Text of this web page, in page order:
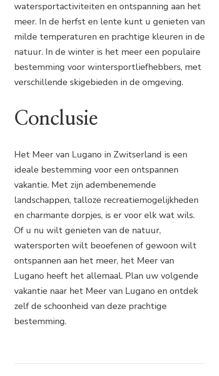
watersportactiviteiten en ontspanning aan het
meer. In de herfst en lente kunt u genieten van
milde temperaturen en prachtige kleuren in de
natuur. In de winter is het meer een populaire
bestemming voor wintersportliefhebbers, met
verschillende skigebieden in de omgeving.
Conclusie
Het Meer van Lugano in Zwitserland is een
ideale bestemming voor een ontspannen
vakantie. Met zijn adembenemende
landschappen, talloze recreatiemogelijkheden
en charmante dorpjes, is er voor elk wat wils.
Of u nu wilt genieten van de natuur,
watersporten wilt beoefenen of gewoon wilt
ontspannen aan het meer, het Meer van
Lugano heeft het allemaal. Plan uw volgende
vakantie naar het Meer van Lugano en ontdek
zelf de schoonheid van deze prachtige
bestemming.